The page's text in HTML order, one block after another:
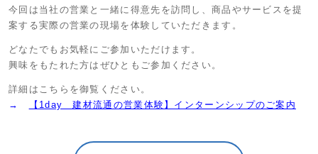
今回は当社の営業と一緒に得意先を訪問し、商品やサービスを提
案する実際の営業の現場を体験していただきます。
どなたでもお気軽にご参加いただけます。
興味をもたれた方はぜひともご参加ください。
詳細はこちらを御覧ください。
→
【1day 建材流通の営業体験】インターンシップのご案内